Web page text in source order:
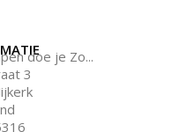
doe je Zo...
3